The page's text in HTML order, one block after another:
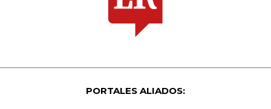
PORTALES ALIADOS: